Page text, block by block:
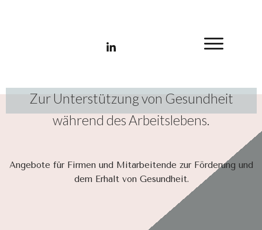
Die Gesundheitsplattform
Zur Unterstützung von Gesundheit
während des Arbeitslebens.
Angebote für Firmen und Mitarbeitende zur Förderung und
dem Erhalt von Gesundheit.